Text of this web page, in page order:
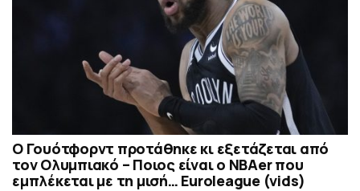
Ο Γουότφορντ προτάθηκε κι εξετάζεται από
τον Ολυμπιακό – Ποιος είναι ο ΝΒΑer που
εμπλέκεται με τη μισή… Euroleague (vids)